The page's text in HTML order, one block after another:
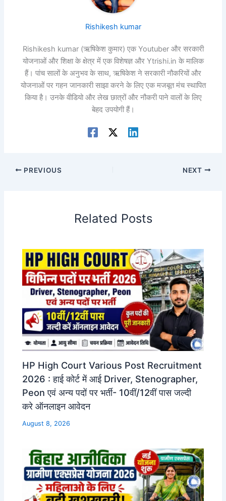
Rishikesh kumar
Rishikesh kumar (ऋषिकेश कुमार) एक Youtuber और सरकारी
योजनाओं और शिक्षा के क्षेत्र में एक विशेषज्ञ और Ytrishi.in के मालिक
हैं। पांच सालों के अनुभव के साथ, ऋषिकेश ने सरकारी नौकरियों और
योजनाओं पर गहन जानकारी साझा करने के लिए एक मजबूत मंच स्थापित
किया है। उनके वीडियो और लेख छात्रों और नौकरी पाने वालों के लिए
बेहद उपयोगी हैं।
PREVIOUS NEXT
Related Posts
HP High Court Various Post Recruitment
2026 : हाई कोर्ट में आई Driver, Stenographer,
Peon एवं अन्य पदों पर भर्ती- 10वीं/12वीं पास जल्दी
करे ऑनलाइन आवेदन
August 8, 2026